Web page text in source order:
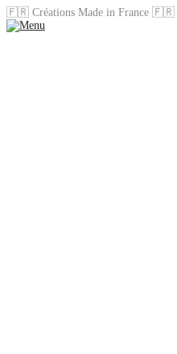
🇫🇷 Créations Made in France 🇫🇷